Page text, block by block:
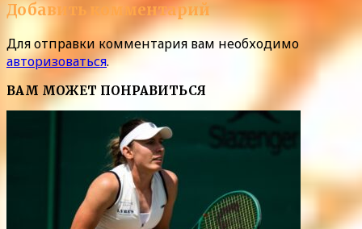
Добавить комментарий
Для отправки комментария вам необходимо
авторизоваться.
ВАМ МОЖЕТ ПОНРАВИТЬСЯ